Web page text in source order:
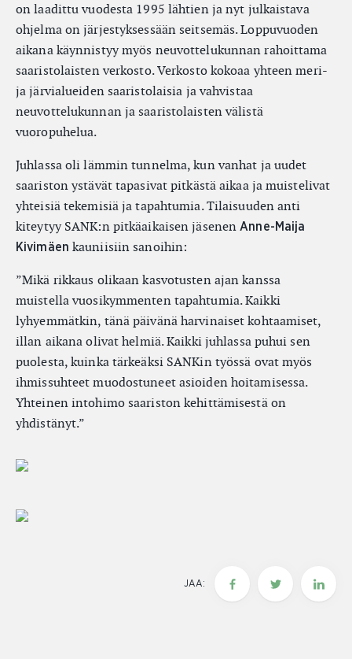
on laadittu vuodesta 1995 lähtien ja nyt julkaistava
ohjelma on järjestyksessään seitsemäs. Loppuvuoden
aikana käynnistyy myös neuvottelukunnan rahoittama
saaristolaisten verkosto. Verkosto kokoaa yhteen meri-
ja järvialueiden saaristolaisia ja vahvistaa
neuvottelukunnan ja saaristolaisten välistä
vuoropuhelua.
Juhlassa oli lämmin tunnelma, kun vanhat ja uudet
saariston ystävät tapasivat pitkästä aikaa ja muistelivat
yhteisiä tekemisiä ja tapahtumia. Tilaisuuden anti
kiteytyy SANK:n pitkäaikaisen jäsenenAnne-Maija
Kivimäen kauniisiin sanoihin:
”Mikä rikkaus olikaan kasvotusten ajan kanssa
muistella vuosikymmenten tapahtumia. Kaikki
lyhyemmätkin, tänä päivänä harvinaiset kohtaamiset,
illan aikana olivat helmiä. Kaikki juhlassa puhui sen
puolesta, kuinka tärkeäksi SANKin työssä ovat myös
ihmissuhteet muodostuneet asioiden hoitamisessa.
Yhteinen intohimo saariston kehittämisestä on
yhdistänyt.”
JAA: